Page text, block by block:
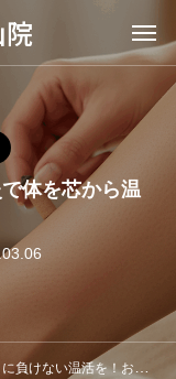
体を芯から温
い温活を！お灸で体を芯から温めましょう